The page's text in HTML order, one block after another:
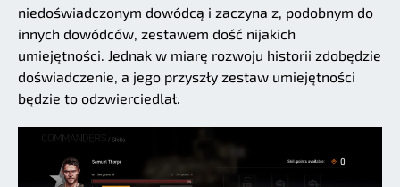
niedoświadczonym dowódcą i zaczyna z, podobnym do
innych dowódców, zestawem dość nijakich
umiejętności. Jednak w miarę rozwoju historii zdobędzie
doświadczenie, a jego przyszły zestaw umiejętności
będzie to odzwierciedlał.